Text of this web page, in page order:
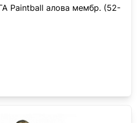
Paintball алова мембр. (52-